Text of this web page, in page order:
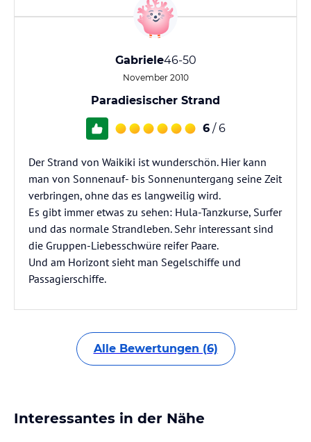
Gabriele46-50
November 2010
Paradiesischer Strand
6 / 6
Der Strand von Waikiki ist wunderschön. Hier kann
man von Sonnenauf- bis Sonnenuntergang seine Zeit
verbringen, ohne das es langweilig wird.
Es gibt immer etwas zu sehen: Hula-Tanzkurse, Surfer
und das normale Strandleben. Sehr interessant sind
die Gruppen-Liebesschwüre reifer Paare.
Und am Horizont sieht man Segelschiffe und
Passagierschiffe.
Alle Bewertungen (6)
Interessantes in der Nähe